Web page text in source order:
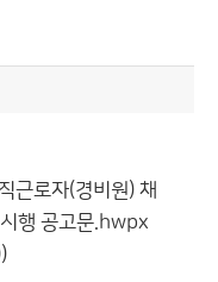
근로자(경비원) 채
행 공고문.hwpx